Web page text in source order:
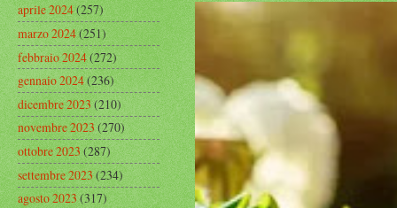
aprile 2024(257)
marzo 2024(251)
febbraio 2024(272)
gennaio 2024(236)
dicembre 2023(210)
novembre 2023(270)
ottobre 2023(287)
settembre 2023(234)
agosto 2023(317)